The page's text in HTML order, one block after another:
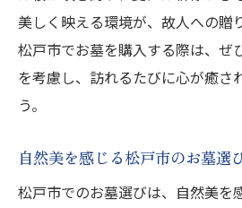
美しく映える環境が、故人への贈
松戸市でお墓を購入する際は、ぜ
を考慮し、訪れるたびに心が癒さ
う。
自然美を感じる松戸市のお墓選
松戸市でのお墓選びは、自然美を